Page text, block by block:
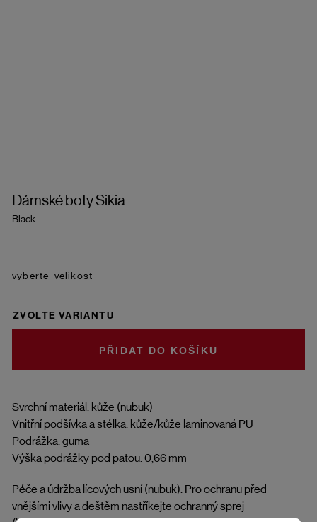
Dámské boty Sikia
Black
Svrchní materiál: kůže (nubuk)
Vnitřní podšívka a stélka: kůže/kůže laminovaná PU
Podrážka: guma
Výška podrážky pod patou: 0,66 mm
Péče a údržba lícových usní (nubuk): Pro ochranu před
vnějšími vlivy a deštěm nastříkejte ochranný sprej
velikost
ZVOLTE VARIANTU
DO KOŠÍKU